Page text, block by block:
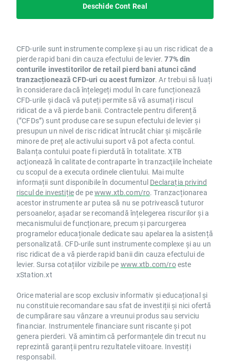
Deschide Cont Real
CFD-urile sunt instrumente complexe și au un risc ridicat de a
pierde rapid bani din cauza efectului de levier.77% din
conturile investitorilor de retail pierd bani atunci când
tranzacționează CFD-uri cu acest furnizor. Ar trebui să luați
în considerare dacă înțelegeți modul în care funcționează
CFD-urile și dacă vă puteți permite să vă asumați riscul
ridicat de a vă pierde banii. Contractele pentru diferență
(”CFDs”) sunt produse care se supun efectului de levier și
presupun un nivel de risc ridicat întrucât chiar și mișcările
minore de preț ale activului suport vă pot afecta contul.
Balanța contului poate fi pierdută în totalitate. XTB
acţionează în calitate de contraparte în tranzacţiile încheiate
cu scopul de a executa ordinele clientului. Mai multe
informații sunt disponibile în documentul Declarația privind
riscul de investițiede pewww.xtb.com/ro. Tranzacționarea
acestor instrumente ar putea să nu se potrivească tuturor
persoanelor, așadar se recomandă înțelegerea riscurilor și a
mecanismului de funcționare, precum și parcurgerea
programelor educaționale dedicate sau apelarea la asistență
personalizată. CFD-urile sunt instrumente complexe și au un
risc ridicat de a vă pierde rapid banii din cauza efectului de
levier. Sursa cotațiilor vizibile pe www.xtb.com/roeste
xStation.xt
Orice material are scop exclusiv informativ și educațional și
nu constituie recomandare sau sfat de investiții și nici ofertă
de cumpărare sau vânzare a vreunui produs sau serviciu
financiar. Instrumentele financiare sunt riscante și pot
genera pierderi. Vă amintim că performanțele din trecut nu
reprezintă garanții pentru rezultatele viitoare. Investiți
responsabil.